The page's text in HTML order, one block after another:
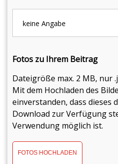
keine Angabe
Fotos zu Ihrem Beitrag
Dateigröße max. 2 MB, nur
Mit dem Hochladen des
einverstanden, dass dieses
Download zur Verfügung
Verwendung möglich ist.
FOTOS HOCHLADEN